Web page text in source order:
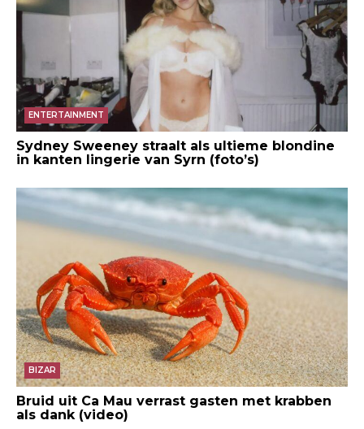
ENTERTAINMENT
Sydney Sweeney straalt als ultieme blondine
in kanten lingerie van Syrn (foto’s)
BIZAR
Bruid uit Ca Mau verrast gasten met krabben
als dank (video)